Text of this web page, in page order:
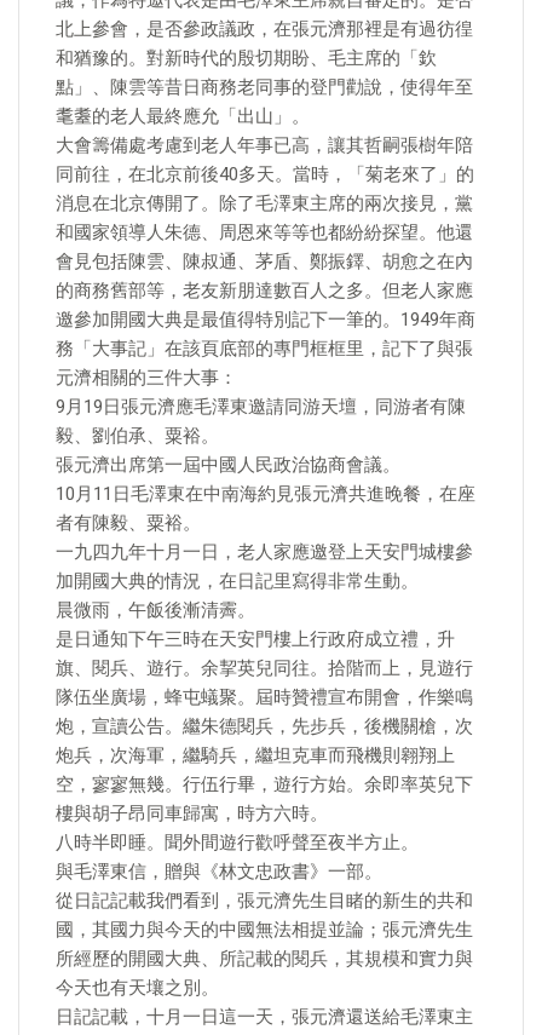
北上參會，是否參政議政，在張元濟那裡是有過彷徨
和猶豫的。對新時代的殷切期盼、毛主席的「欽
點」、陳雲等昔日商務老同事的登門勸說，使得年至
耄耋的老人最終應允「出山」。
大會籌備處考慮到老人年事已高，讓其哲嗣張樹年陪
同前往，在北京前後40多天。當時，「菊老來了」的
消息在北京傳開了。除了毛澤東主席的兩次接見，黨
和國家領導人朱德、周恩來等等也都紛紛探望。他還
會見包括陳雲、陳叔通、茅盾、鄭振鐸、胡愈之在內
的商務舊部等，老友新朋達數百人之多。但老人家應
邀參加開國大典是最值得特別記下一筆的。1949年商
務「大事記」在該頁底部的專門框框里，記下了與張
元濟相關的三件大事：
9月19日張元濟應毛澤東邀請同游天壇，同游者有陳
毅、劉伯承、粟裕。
張元濟出席第一屆中國人民政治協商會議。
10月11日毛澤東在中南海約見張元濟共進晚餐，在座
者有陳毅、粟裕。
一九四九年十月一日，老人家應邀登上天安門城樓參
加開國大典的情況，在日記里寫得非常生動。
晨微雨，午飯後漸清霽。
是日通知下午三時在天安門樓上行政府成立禮，升
旗、閱兵、遊行。余挈英兒同往。拾階而上，見遊行
隊伍坐廣場，蜂屯蟻聚。屆時贊禮宣布開會，作樂鳴
炮，宣讀公告。繼朱德閱兵，先步兵，後機關槍，次
炮兵，次海軍，繼騎兵，繼坦克車而飛機則翱翔上
空，寥寥無幾。行伍行畢，遊行方始。余即率英兒下
樓與胡子昂同車歸寓，時方六時。
八時半即睡。聞外間遊行歡呼聲至夜半方止。
與毛澤東信，贈與《林文忠政書》一部。
從日記記載我們看到，張元濟先生目睹的新生的共和
國，其國力與今天的中國無法相提並論；張元濟先生
所經歷的開國大典、所記載的閱兵，其規模和實力與
今天也有天壤之別。
日記記載，十月一日這一天，張元濟還送給毛澤東主